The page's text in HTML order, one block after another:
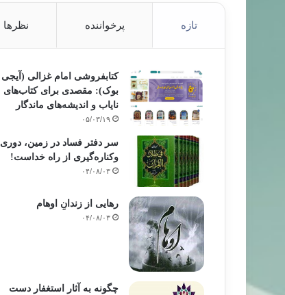
تازه پرخواننده نظرها
کتابفروشی امام غزالی (آیجی
بوک): مقصدی برای کتاب‌های
نایاب و اندیشه‌های ماندگار
۰۵/۰۳/۱۹
سر دفتر فساد در زمین‌، دوری
وکناره‌گیری از راه خداست‌!
۰۴/۰۸/۰۳
رهایی از زندانِ اوهام
۰۴/۰۸/۰۳
چگونه به آثار استغفار دست